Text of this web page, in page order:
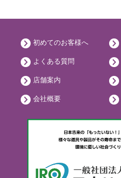
初めてのお客様へ
よくある質問
店舗案内
会社概要